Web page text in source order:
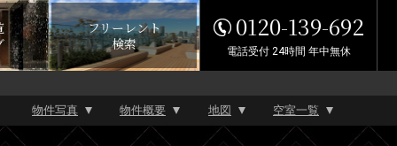
フリーレント
検索
0120-139-692
電話受付 24時間 年中無休
物件写真 物件概要 地図 空室一覧